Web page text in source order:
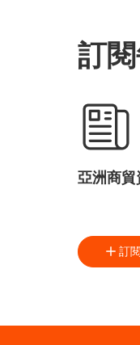
訂
亞洲商貿
訂閱